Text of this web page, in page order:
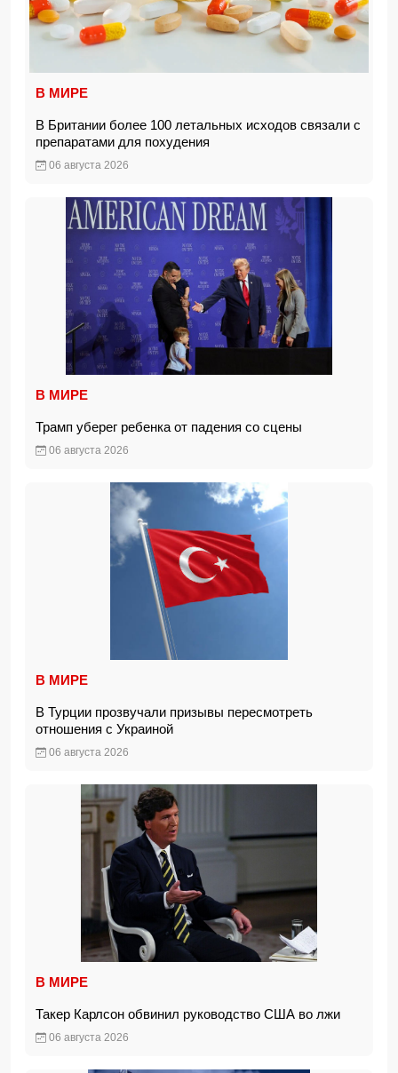
В МИРЕ
В Британии более 100 летальных исходов связали с
препаратами для похудения
06 августа 2026
В МИРЕ
Трамп уберег ребенка от падения со сцены
06 августа 2026
В МИРЕ
В Турции прозвучали призывы пересмотреть
отношения с Украиной
06 августа 2026
В МИРЕ
Такер Карлсон обвинил руководство США во лжи
06 августа 2026